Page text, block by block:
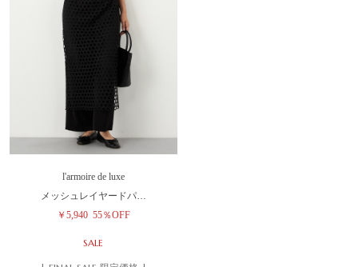
l'armoire de luxe
メッシュレイヤードパ…
￥5,940 55％OFF
SALE